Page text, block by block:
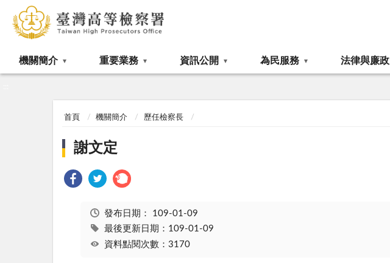
機關簡介 重要業務 資訊公開 為民服務 法律與廉政
首頁 機關簡介 歷任檢察長
謝文定
發布日期： 109-01-09
最後更新日期：109-01-09
資料點閱次數：3170